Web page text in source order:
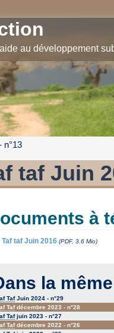
au développement
n°13
taf Juin
à
Taf taf Juin 2016 (PDF, 3.6 Mio)
la
TafJuin 2024 - n°29
Tafdécembre 2023 - n°28
Tafjuin 2023 - n°27
Tafdécembre 2022 - n°26